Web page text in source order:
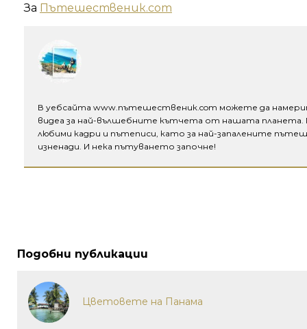
За Пътешественик.com
В уебсайта www.пътешественик.com можете да
видеа за най-вълшебните кътчета от нашата
любими кадри и пътеписи, като за най-запалените
изненади. И нека пътуването започне!
Подобни публикации
Цветовете на Панама